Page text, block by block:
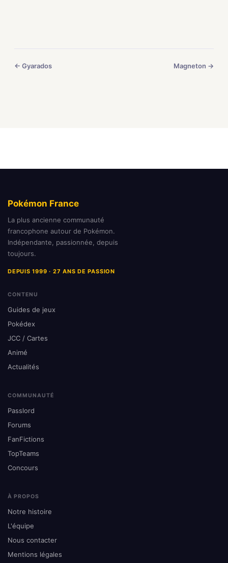
← Gyarados Magneton →
Pokémon France
La plus ancienne communauté
francophone autour de Pokémon.
Indépendante, passionnée, depuis
toujours.
DEPUIS 1999 · 27 ANS DE PASSION
CONTENU
Guides de jeux
Pokédex
JCC / Cartes
Animé
Actualités
COMMUNAUTÉ
Passlord
Forums
FanFictions
TopTeams
Concours
À PROPOS
Notre histoire
L'équipe
Nous contacter
Mentions légales